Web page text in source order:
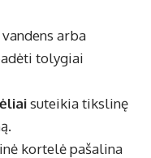
arba
tolygiai
suteikia tikslinę
kortelė pašalina